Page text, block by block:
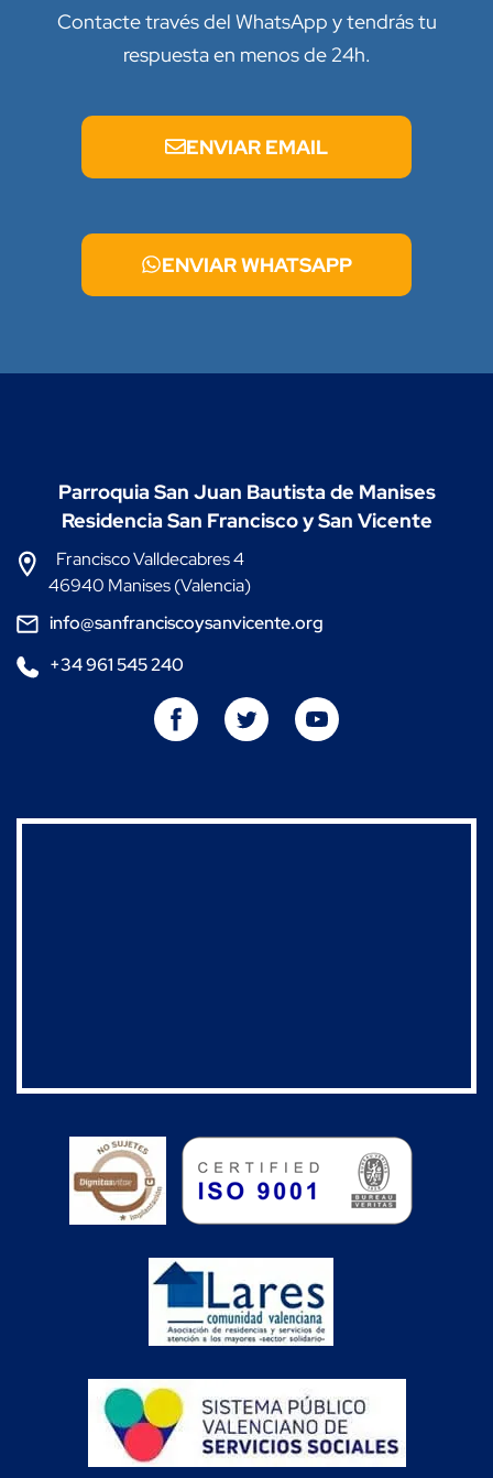
Contacte través del WhatsApp y tendrás tu
respuesta en menos de 24h.
ENVIAR EMAIL
ENVIAR WHATSAPP
Parroquia San Juan Bautista de Manises
Residencia San Francisco y San Vicente
Francisco Valldecabres 4
46940 Manises (Valencia)
info@sanfranciscoysanvicente.org
+34 961 545 240